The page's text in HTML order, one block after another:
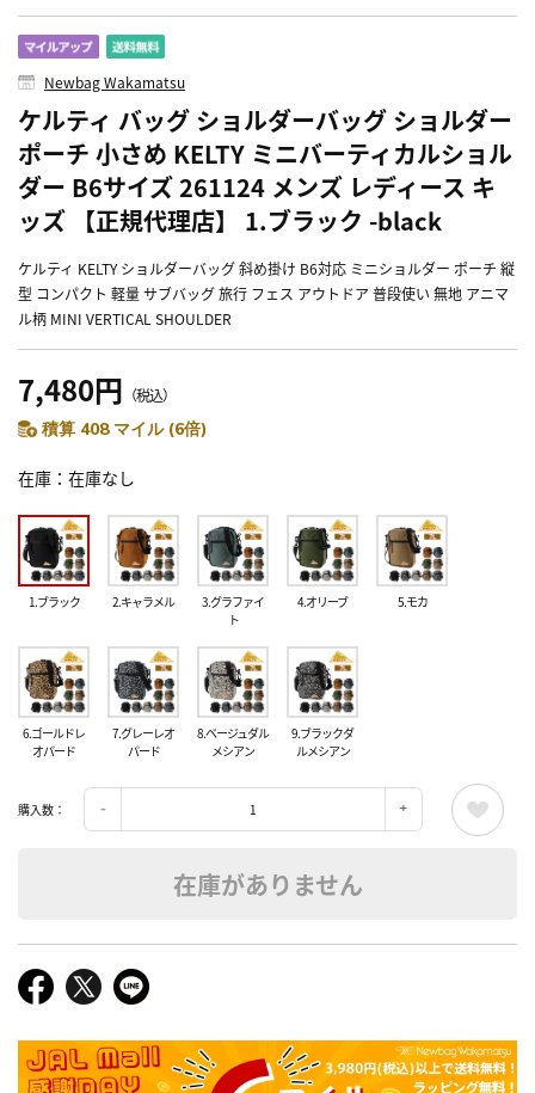
Newbag Wakamatsu
ケルティ バッグ ショルダーバッグ ショルダー
ポーチ 小さめ KELTY ミニバーティカルショル
ダー B6サイズ 261124 メンズ レディース キ
ッズ 【正規代理店】 1.ブラック -black
ケルティ KELTY ショルダーバッグ 斜め掛け B6対応 ミニショルダー ポーチ 縦
型 コンパクト 軽量 サブバッグ 旅行 フェス アウトドア 普段使い 無地 アニマ
ル柄 MINI VERTICAL SHOULDER
7,480円 （税込）
積算 408 マイル (6倍)
在庫 在庫なし
1.ブラック 2.キャラメル
3.グラファイ
ト
4.オリーブ 5.モカ
6.ゴールドレ
オパード
7.グレーレオ
パード
8.ベージュダル
メシアン
9.ブラックダ
ルメシアン
購入数：
在庫がありません